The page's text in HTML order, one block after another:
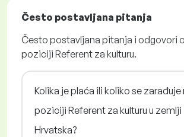
Često postavljana pitanja
Često postavljana pitanja i odgovori
poziciji Referent za kulturu.
Kolika je plaća ili koliko se zarađuje
poziciji Referent za kulturu u zemlji
Hrvatska?